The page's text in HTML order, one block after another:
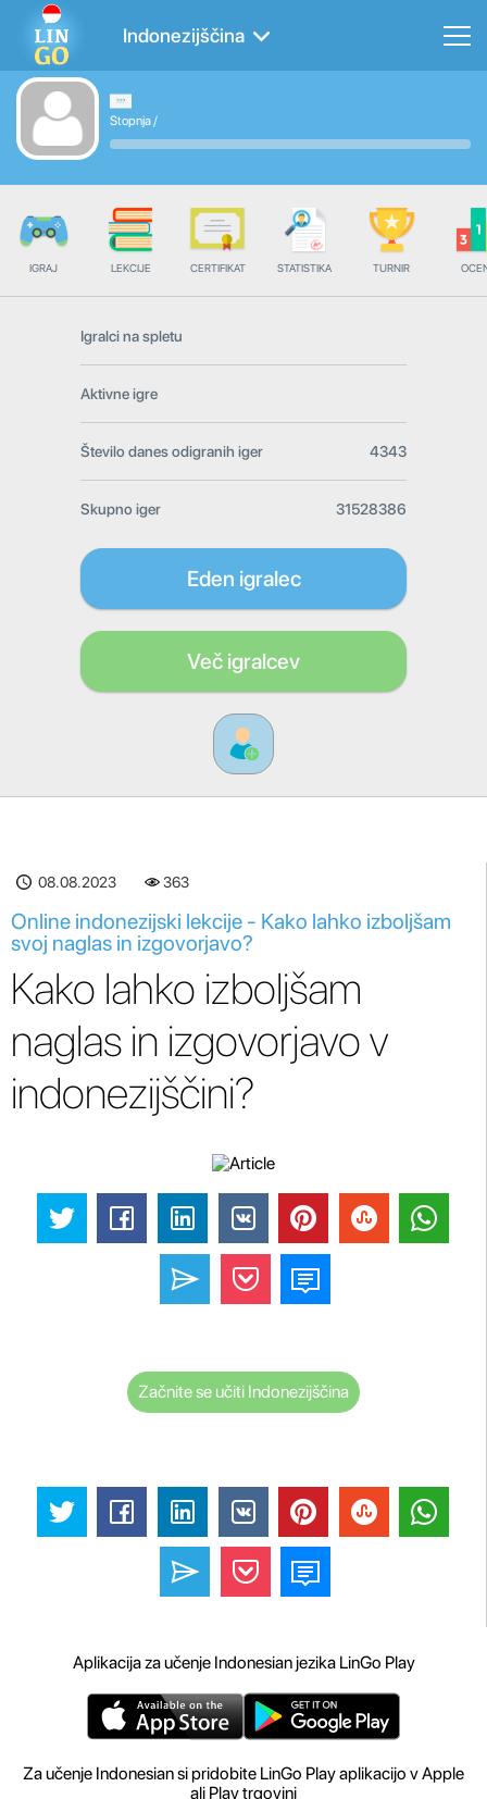
Indonezijščina
Stopnja/
IGRAJ LEKCIJE CERTIFIKAT STATISTIKA TURNIR
Igralci na spletu
Aktivne igre
Število danes odigranih iger 4343
Skupno iger 31528386
Eden igralec
Več igralcev
08.08.2023 363
Online indonezijski lekcije - Kako lahko izboljšam
svoj naglas in izgovorjavo?
Kako lahko izboljšam
naglas in izgovorjavo v
indonezijščini?
Začnite se učiti Indonezijščina
Aplikacija za učenje Indonesian jezika LinGo Play
Za učenje Indonesian si pridobite LinGo Play aplikacijo v Apple
ali Play trgovini